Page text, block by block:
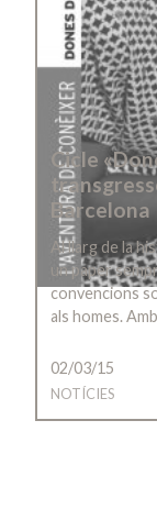
Cicle
Barcelona
Al llarg de la
un paper
convencions
als homes.
02/03/15
NOTÍCIES